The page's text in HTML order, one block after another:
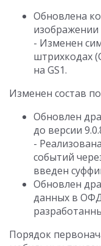
Обновлена
- Изменен
штрихкодах
на GS1.
Изменен состав
Обновлен
до версии
-
событий
введен
Обновлен
данных в
Порядок